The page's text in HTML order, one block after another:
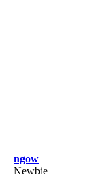
ngow
Newbie